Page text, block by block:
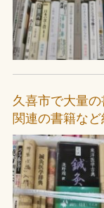
久喜市で大量
関連の書籍な